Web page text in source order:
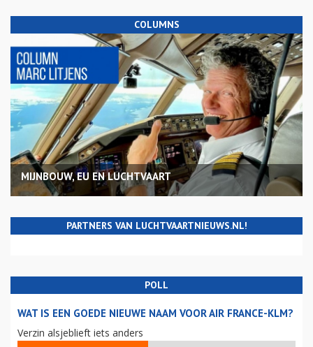
COLUMNS
MIJNBOUW, EU EN LUCHTVAART
PARTNERS VAN LUCHTVAARTNIEUWS.NL!
POLL
WAT IS EEN GOEDE NIEUWE NAAM VOOR AIR FRANCE-KLM?
Verzin alsjeblieft iets anders